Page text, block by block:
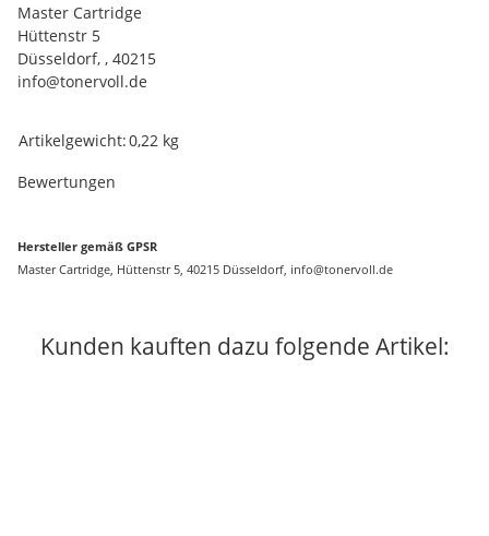
Master Cartridge
Hüttenstr 5
Düsseldorf, , 40215
info@tonervoll.de
Produkteigenschaft
Wert
Artikelgewicht:0,22 kg
Bewertungen
Hersteller gemäß GPSR
Master Cartridge, Hüttenstr 5, 40215 Düsseldorf, info@tonervoll.de
Kunden kauften dazu folgende Artikel: